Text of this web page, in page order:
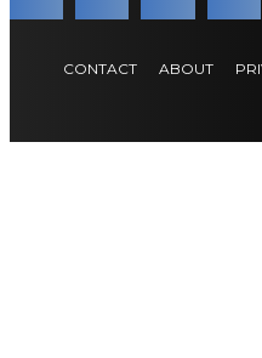
CONTACT ABOUT